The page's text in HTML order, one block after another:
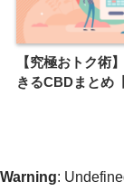
【究極おトク術
きるCBDまとめ
Warning: